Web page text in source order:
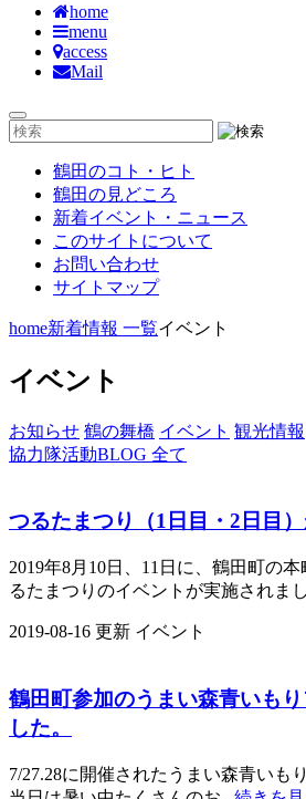
home
menu
access
Mail
鶴田のコト・ヒト
鶴田の見どころ
新着イベント・ニュース
このサイトについて
お問い合わせ
サイトマップ
home新着情報 一覧イベント
イベント
お知らせ 鶴の舞橋 イベント 観光情報
協力隊活動BLOG 全て
つるたまつり（1日目・2日目）
2019年8月10日、11日に、鶴田町の
るたまつりのイベントが実施されま
2019-08-16 更新 イベント
鶴田町参加のうまい森青いも
した。
7/27.28に開催されたうまい森青いも